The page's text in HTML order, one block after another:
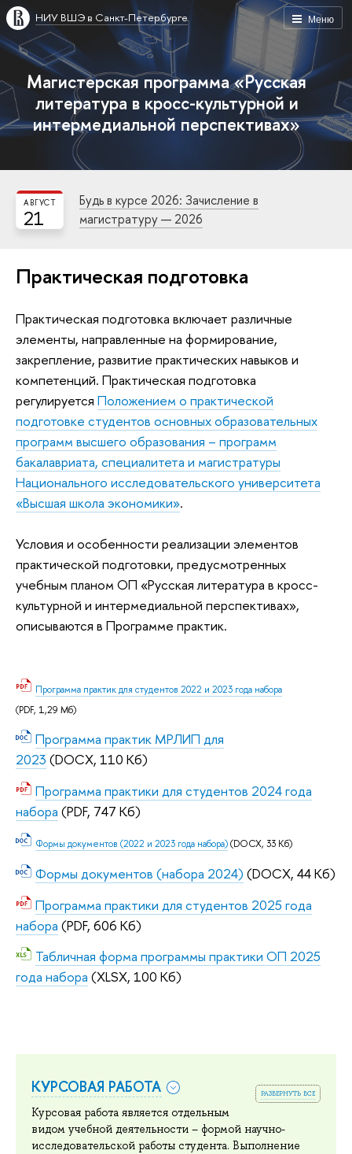
Меню
НИУ ВШЭ в Санкт-Петербурге
Магистерская программа «Русская
литература в кросс-культурной и
интермедиальной перспективах»
21
АВГУСТ
Будь в курсе 2026: Зачисление в
магистратуру — 2026
Практическая подготовка
Практическая подготовка включает различные
элементы, направленные на формирование,
закрепление, развитие практических навыков и
компетенций. Практическая подготовка
регулируется Положением о практической
подготовке студентов основных образовательных
программ высшего образования – программ
бакалавриата, специалитета и магистратуры
Национального исследовательского университета
«Высшая школа экономики».
Условия и особенности реализации элементов
практической подготовки, предусмотренных
учебным планом ОП «Русская литература в кросс-
культурной и интермедиальной перспективах»,
описываются в Программе практик.
Программа практик для студентов 2022 и 2023 года набора
(PDF, 1,29 Мб)
Программа практик МРЛИП для
2023 (DOCX, 110 Кб)
Программа практики для студентов 2024 года
набора (PDF, 747 Кб)
Формы документов (2022 и 2023 года набора)(DOCX, 33 Кб)
Формы документов (набора 2024) (DOCX, 44 Кб)
Программа практики для студентов 2025 года
набора (PDF, 606 Кб)
Табличная форма программы практики ОП 2025
года набора (XLSX, 100 Кб)
развернуть все
КУРСОВАЯ РАБОТА
Курсовая работа является отдельным
видом учебной деятельности – формой научно-
исследовательской работы студента. Выполнение